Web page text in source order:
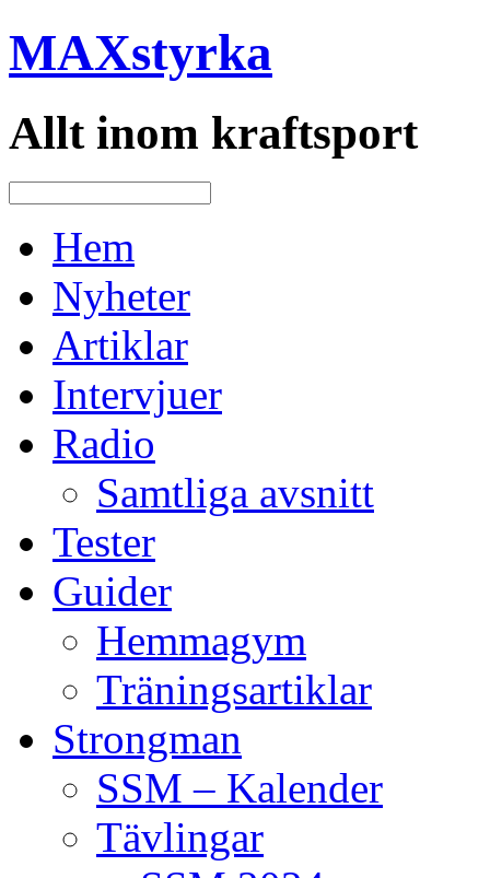
MAXstyrka
Allt inom kraftsport
Hem
Nyheter
Artiklar
Intervjuer
Radio
Samtliga avsnitt
Tester
Guider
Hemmagym
Träningsartiklar
Strongman
SSM – Kalender
Tävlingar